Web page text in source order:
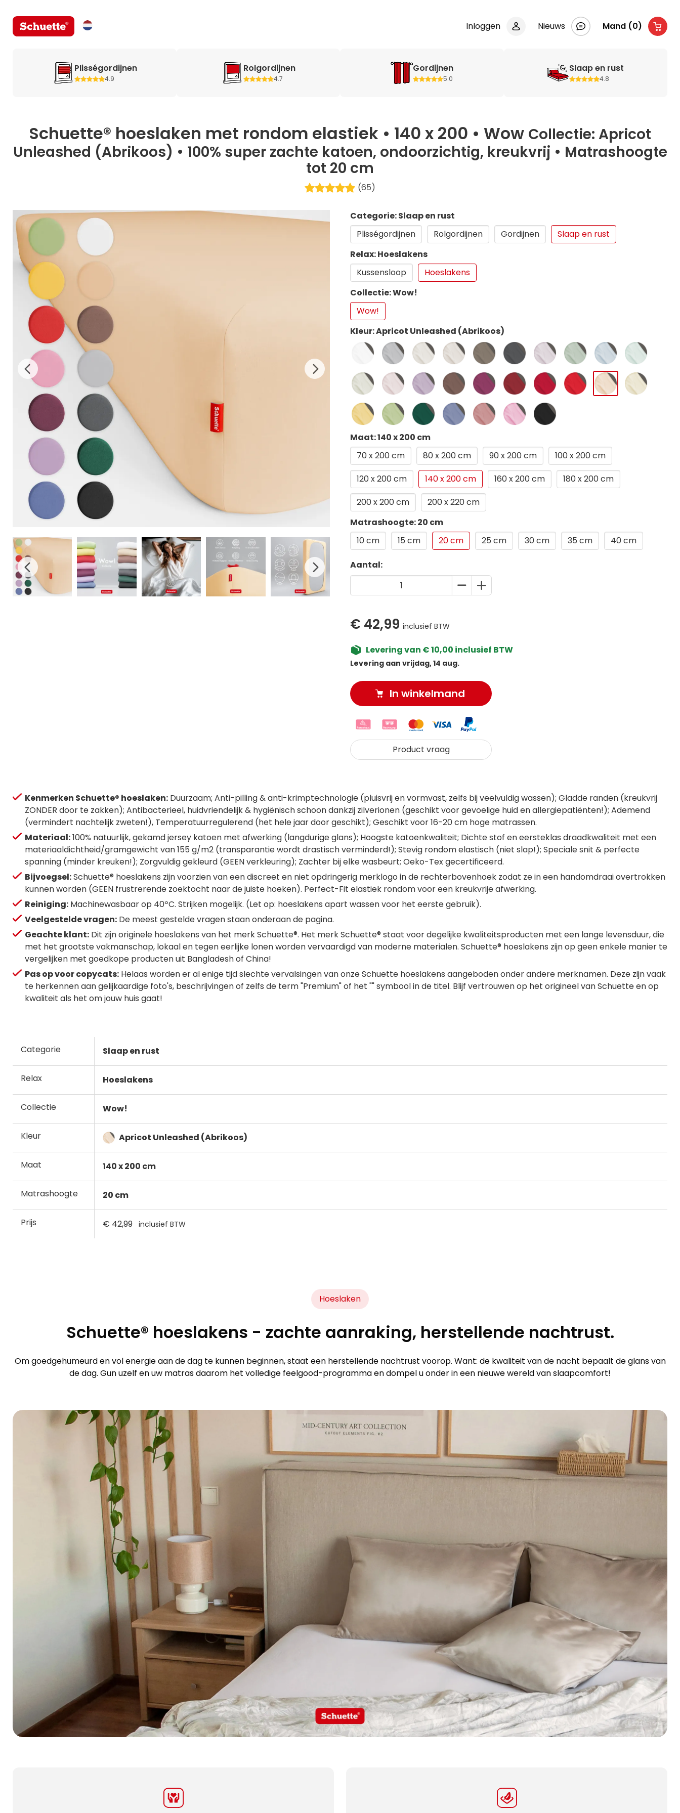
Inloggen Nieuws Mand (0)
Plisségordijnen
4.9
Rolgordijnen
4.7
Gordijnen
5.0
Slaap en rust
4.8
Schuette® hoeslaken met rondom elastiek • 140 x 200 • Wow Collectie: Apricot
Unleashed (Abrikoos) • 100% super zachte katoen, ondoorzichtig, kreukvrij • Matrashoogte
tot 20 cm
(65)
Categorie: Slaap en rust
Plisségordijnen
Rolgordijnen Gordijnen
Slaap en rust
Relax: Hoeslakens
Kussensloop
Hoeslakens
Collectie: Wow!
Wow!
Kleur: Apricot Unleashed (Abrikoos)
Maat: 140 x 200 cm
70 x 200 cm
80 x 200 cm 90 x 200 cm
100 x 200 cm
120 x 200 cm
140 x 200 cm 160 x 200 cm
180 x 200 cm
200 x 200 cm
200 x 220 cm
Matrashoogte: 20 cm
10 cm
15 cm 20 cm 25 cm 30 cm 35 cm 40 cm
Aantal:
€ 42,99 inclusief BTW
Levering van € 10,00 inclusief BTW
Levering aan vrijdag, 14 aug.
In winkelmand
Product vraag
Kenmerken Schuette® hoeslaken: Duurzaam; Anti-pilling & anti-krimptechnologie (pluisvrij en vormvast, zelfs bij veelvuldig wassen); Gladde randen (kreukvrij
ZONDER door te zakken); Antibacterieel, huidvriendelijk & hygiënisch schoon dankzij zilverionen (geschikt voor gevoelige huid en allergiepatiënten!); Ademend
(vermindert nachtelijk zweten!), Temperatuurregulerend (het hele jaar door geschikt); Geschikt voor 16-20 cm hoge matrassen.
Materiaal:100% natuurlijk, gekamd jersey katoen met afwerking (langdurige glans); Hoogste katoenkwaliteit; Dichte stof en eersteklas draadkwaliteit met een
materiaaldichtheid/gramgewicht van 155 g/m2 (transparantie wordt drastisch verminderd!); Stevig rondom elastisch (niet slap!); Speciale snit & perfecte
spanning (minder kreuken!); Zorgvuldig gekleurd (GEEN verkleuring); Zachter bij elke wasbeurt; Oeko-Tex gecertificeerd.
Bijvoegsel:Schuette® hoeslakens zijn voorzien van een discreet en niet opdringerig merklogo in de rechterbovenhoek zodat ze in een handomdraai overtrokken
kunnen worden (GEEN frustrerende zoektocht naar de juiste hoeken). Perfect-Fit elastiek rondom voor een kreukvrije afwerking.
Reiniging: Machinewasbaar op 40ºC. Strijken mogelijk. (Let op: hoeslakens apart wassen voor het eerste gebruik).
Veelgestelde vragen: De meest gestelde vragen staan onderaan de pagina.
Geachte klant: Dit zijn originele hoeslakens van het merk Schuette®. Het merk Schuette® staat voor degelijke kwaliteitsproducten met een lange levensduur, die
met het grootste vakmanschap, lokaal en tegen eerlijke lonen worden vervaardigd van moderne materialen. Schuette® hoeslakens zijn op geen enkele manier te
vergelijken met goedkope producten uit Bangladesh of China!
Pas op voor copycats: Helaas worden er al enige tijd slechte vervalsingen van onze Schuette hoeslakens aangeboden onder andere merknamen. Deze zijn vaak
te herkennen aan gelijkaardige foto's, beschrijvingen of zelfs de term "Premium" of het "" symbool in de titel. Blijf vertrouwen op het origineel van Schuette en op
kwaliteit als het om jouw huis gaat!
Categorie Slaap en rust
Relax Hoeslakens
Collectie Wow!
Kleur Apricot Unleashed (Abrikoos)
Maat 140 x 200 cm
Matrashoogte 20 cm
Prijs € 42,99 inclusief BTW
Hoeslaken
Schuette® hoeslakens - zachte aanraking, herstellende nachtrust.
Om goedgehumeurd en vol energie aan de dag te kunnen beginnen, staat een herstellende nachtrust voorop. Want: de kwaliteit van de nacht bepaalt de glans van
de dag. Gun uzelf en uw matras daarom het volledige feelgood-programma en dompel u onder in een nieuwe wereld van slaapcomfort!